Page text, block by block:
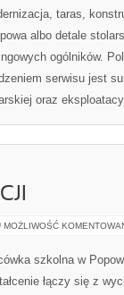
taras,
albo detale
ogólników.
serwisu jest
oraz
MOŻLIWOŚĆ
szkolna w
łączy się z